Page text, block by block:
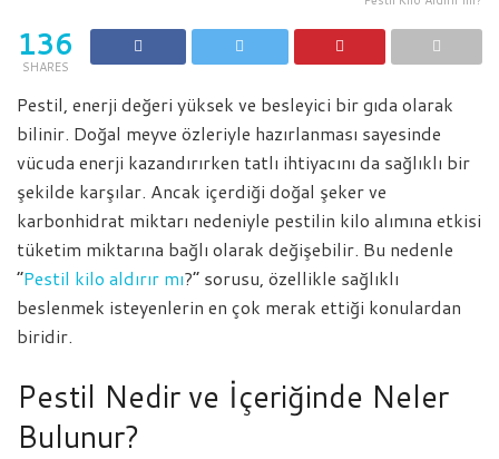
136
SHARES
Pestil, enerji değeri yüksek ve besleyici bir gıda olarak
bilinir. Doğal meyve özleriyle hazırlanması sayesinde
vücuda enerji kazandırırken tatlı ihtiyacını da sağlıklı bir
şekilde karşılar. Ancak içerdiği doğal şeker ve
karbonhidrat miktarı nedeniyle pestilin kilo alımına etkisi
tüketim miktarına bağlı olarak değişebilir. Bu nedenle
“Pestil kilo aldırır mı?” sorusu, özellikle sağlıklı
beslenmek isteyenlerin en çok merak ettiği konulardan
biridir.
Pestil Nedir ve İçeriğinde Neler
Bulunur?